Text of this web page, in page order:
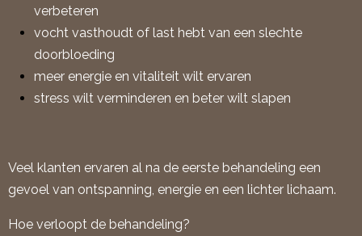
verbeteren
vocht vasthoudt of last hebt van een slechte
doorbloeding
meer energie en vitaliteit wilt ervaren
stress wilt verminderen en beter wilt slapen
Veel klanten ervaren al na de eerste behandeling een
gevoel van ontspanning, energie en een lichter lichaam.
Hoe verloopt de behandeling?